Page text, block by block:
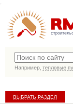
Например, тепловые
ВЫБРАТЬ РАЗДЕЛ